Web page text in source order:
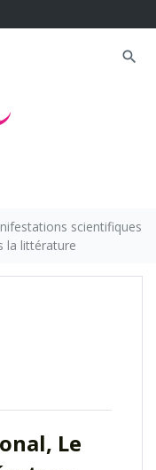
search
scientifiques
la littérature
Le